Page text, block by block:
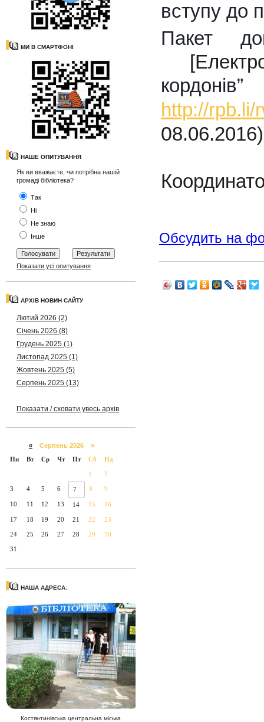
МИ В СМАРТФОНІ
НАШЕ ОПИТУВАННЯ
Як ви вважаєте, чи потрібна нашій
громаді бібліотека?
Так
Ні
Не знаю
Інше
Показати усі опитування
АРХІВ НОВИН САЙТУ
Лютий 2026 (2)
Січень 2026 (8)
Грудень 2025 (1)
Листопад 2025 (1)
Жовтень 2025 (5)
Серпень 2025 (13)
Показати / сховати увесь архів
« Серпень 2026 »
Пн
Вт Ср Чт Пт Сб Нд
1 2
3 4 5 6 7 8 9
10 11 12 13 14 15 16
17 18 19 20 21 22 23
24 25 26 27 28 29 30
31
НАША АДРЕСА:
Костянтинівська центральна міська
вступу до
Пакет
http://rpb.li/
08
Обсудить на